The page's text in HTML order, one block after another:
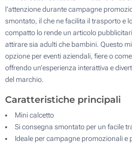
l’attenzione durante campagne
smontato, il che ne facilita il trasporto e
compatto lo rende un articolo
attirare sia adulti che bambini. Questo
opzione per eventi aziendali, fiere o
offrendo un’esperienza interattiva e
del marchio.
Caratteristiche principali
Mini calcetto
Si consegna smontato per un facile
Ideale per campagne promozionali e